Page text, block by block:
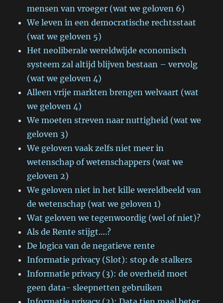
mensen van vroeger (wat we geloven 6)
We leven in een democratische rechtsstaat
(wat we geloven 5)
Het neoliberale wereldwijde economisch
systeem zal altijd blijven bestaan – vervolg
(wat we geloven 4)
Alleen vrije markten brengen welvaart (wat
we geloven 4)
We moeten streven naar nuttigheid (wat we
geloven 3)
We geloven vaak zelfs niet meer in
wetenschap of wetenschappers (wat we
geloven 2)
We geloven niet in het kille wereldbeeld van
de wetenschap (wat we geloven 1)
Wat geloven we tegenwoordig (wel of niet)?
Als de Rente stijgt….?
De logica van de negatieve rente
Informatie privacy (Slot): stop de stalkers
Informatie privacy (3): de overheid moet
geen data- sleepnetten gebruiken